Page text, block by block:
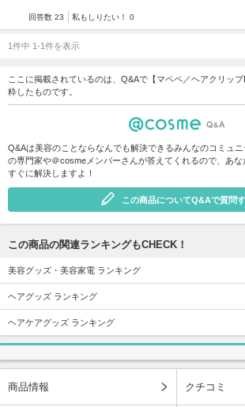
回答数 23 私もしりたい！ 0
1件中 1-1件を表示
ここに掲載されているのは、Q&Aで【マペペ／ヘアクリッ
粋したものです。
Q&Aは美容のことならなんでも解決できるみんなのコミュ
の専門家や＠cosmeメンバーさんが答えてくれるので、あな
すぐに解決しますよ！
この商品についてQ&Aで質問
この商品の関連ランキングもCHECK！
美容グッズ・美容家電 ランキング
ヘアグッズ ランキング
ヘアケアグッズ ランキング
商品情報 クチコミ